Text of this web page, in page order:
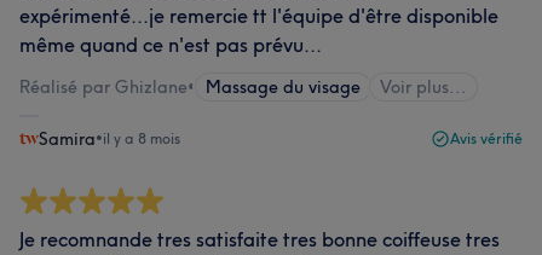
expérimenté...je remercie tt l'équipe d'être disponible
même quand ce n'est pas prévu...
Réalisé par Ghizlane• Massage du visage Voir plus...
Samira•il y a 8 mois Avis vérifié
Je recomnande tres satisfaite tres bonne coiffeuse tres